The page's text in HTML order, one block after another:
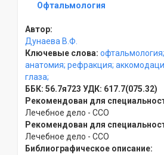
Офтальмология
Автор:
Дунаева В.Ф.
Ключевые слова: офтальмология;
анатомия; рефракция;
глаза;
ББК: 56.7я723 УДК: 617.7(075.32)
Рекомендован для
Лечебное дело - ССO
Рекомендован для
Лечебное дело - ССO
Библиографическое описание: